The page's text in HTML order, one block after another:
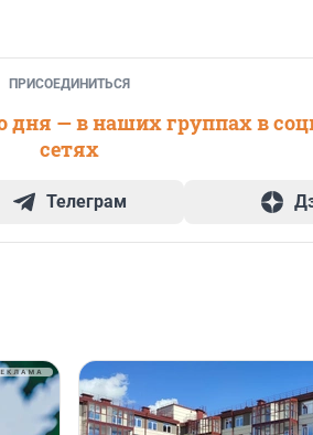
ПРИСОЕДИНИТЬСЯ
дня — в наших группах в
сетях
Телеграм